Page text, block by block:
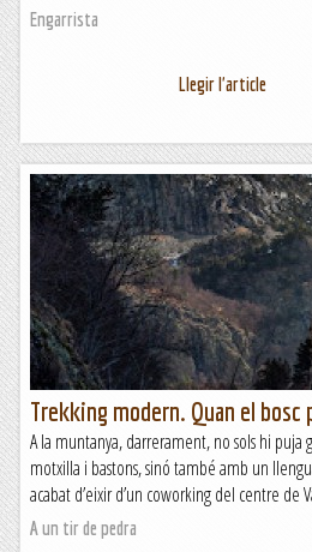
Engarrista
Llegir l'article
Trekking modern. Quan el bosc
A la muntanya, darrerament, no sols hi puja
motxilla i bastons, sinó també amb un
acabat d’eixir d’un coworking del centre de
A un tir de pedra